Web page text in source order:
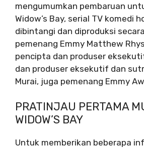
mengumumkan pembaruan
Widow’s Bay, serial TV komedi
dibintangi dan diproduksi
pemenang Emmy Matthew
pencipta dan produser
dan produser eksekutif dan
Murai, juga pemenang Emmy
PRATINJAU PERTAMA
WIDOW’S BAY
Untuk memberikan beberapa